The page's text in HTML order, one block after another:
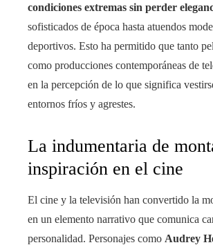
condiciones extremas sin perder
sofisticados de época hasta atuendos
deportivos. Esto ha permitido que tanto
como producciones contemporáneas de
en la percepción de lo que significa
entornos fríos y agrestes.
La indumentaria de
inspiración en el cine
El cine y la televisión han convertido la
en un elemento narrativo que comunica
personalidad. Personajes como Audrey